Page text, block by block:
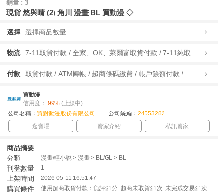
銷量 : 3
現貨 悠與晴 (2) 角川 漫畫 BL 買動漫 ◇
選擇 選擇商品數量
物流
付款 取貨付款 / ATM轉帳 / 超商條碼繳費 / 帳戶餘額付款 /
買動漫
信用度： 99% (上線中)
公司名稱： 買對動漫股份有限公司 公司統編： 24553282
逛賣場
賣家介紹 私訊賣家
商品摘要
分類
漫畫/輕小說 > 漫畫 > BL/GL > BL
刊登數量 1
上架時間 2026-05-11 16:51:47
購買條件 使用超商取貨付款：負評≦1分 超商未取貨≦1次 未完成交易≦1次